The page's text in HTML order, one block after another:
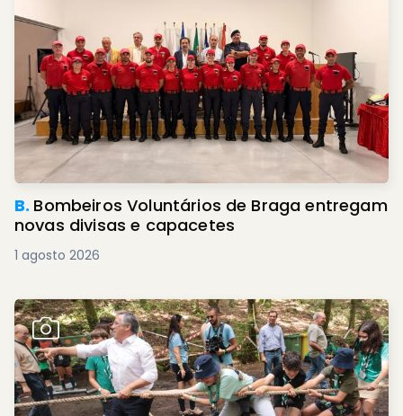
B. Bombeiros Voluntários de Braga entregam
novas divisas e capacetes
1 agosto 2026